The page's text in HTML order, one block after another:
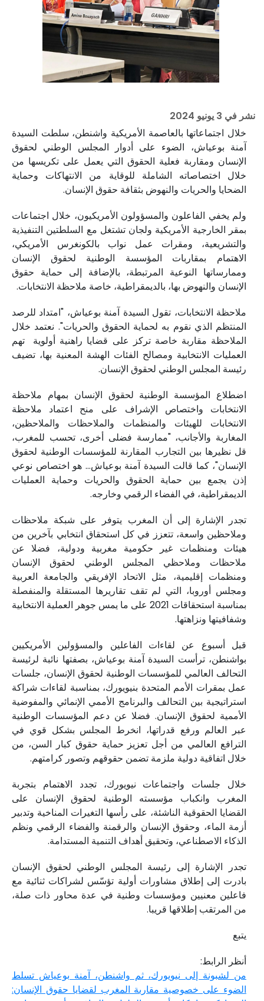
نشر في 3 يونيو 2024
خلال اجتماعاتها بالعاصمة الأمريكية واشنطن، سلطت السيدة
آمنة بوعياش، الضوء على أدوار المجلس الوطني لحقوق
الإنسان ومقاربة فعلية الحقوق التي يعمل على تكريسها من
خلال اختصاصاته الشاملة للوقاية من الانتهاكات وحماية
الضحايا والحريات والنهوض بثقافة حقوق الإنسان.
ولم يخفي الفاعلون والمسؤولون الأمريكيون، خلال اجتماعات
بمقر الخارجية الأمريكية ولجان تشتغل مع السلطتين التنفيذية
والتشريعية، ومقرات عمل نواب بالكونغرس الأمريكي،
الاهتمام بمقاربات المؤسسة الوطنية لحقوق الإنسان
وممارساتها النوعية المرتبطة، بالإضافة إلى حماية حقوق
الإنسان والنهوض بها، بالديمقراطية، خاصة ملاحظة الانتخابات.
ملاحظة الانتخابات، تقول السيدة آمنة بوعياش، "امتداد للرصد
المنتظم الذي نقوم به لحماية الحقوق والحريات". نعتمد خلال
الملاحظة مقاربة خاصة تركز على قضايا راهنية أولوية تهم
العمليات الانتخابية ومصالح الفئات الهشة المعنية بها، تضيف
رئيسة المجلس الوطني لحقوق الإنسان.
اضطلاع المؤسسة الوطنية لحقوق الإنسان بمهام ملاحظة
الانتخابات واختصاص الإشراف على منح اعتماد ملاحظة
الانتخابات للهيئات والمنظمات والملاحظات والملاحظين،
المغاربة والأجانب، "ممارسة فضلى أخرى، تحسب للمغرب،
قل نظيرها بين التجارب المقارنة للمؤسسات الوطنية لحقوق
الإنسان"، كما قالت السيدة آمنة بوعياش… هو اختصاص نوعي
إذن يجمع بين حماية الحقوق والحريات وحماية العمليات
الديمقراطية، في الفضاء الرقمي وخارجه.
تجدر الإشارة إلى أن المغرب يتوفر على شبكة ملاحظات
وملاحظين واسعة، تتعزز في كل استحقاق انتخابي بآخرين من
هيئات ومنظمات غير حكومية مغربية ودولية، فضلا عن
ملاحظات وملاحظي المجلس الوطني لحقوق الإنسان
ومنظمات إقليمية، مثل الاتحاد الإفريقي والجامعة العربية
ومجلس أوروبا، التي لم تقف تقاريرها المستقلة والمنفصلة
بمناسبة استحقاقات 2021 على ما يمس جوهر العملية الانتخابية
وشفافيتها ونزاهتها.
قبل أسبوع عن لقاءات الفاعلين والمسؤولين الأمريكيين
بواشنطن، ترأست السيدة آمنة بوعياش، بصفتها نائبة لرئيسة
التحالف العالمي للمؤسسات الوطنية لحقوق الإنسان، جلسات
عمل بمقرات الأمم المتحدة بنيويورك، بمناسبة لقاءات شراكة
استراتيجية بين التحالف والبرنامج الأممي الإنمائي والمفوضية
الأممية لحقوق الإنسان. فضلا عن دعم المؤسسات الوطنية
عبر العالم ورفع قدراتها، انخرط المجلس بشكل قوي في
الترافع العالمي من أجل تعزيز حماية حقوق كبار السن، من
خلال اتفاقية دولية ملزمة تضمن حقوقهم وتصور كرامتهم.
خلال جلسات واجتماعات نيويورك، تجدد الاهتمام بتجربة
المغرب وانكباب مؤسسته الوطنية لحقوق الإنسان على
القضايا الحقوقية الناشئة، على رأسها التغيرات المناخية وتدبير
أزمة الماء، وحقوق الإنسان والرقمنة والفضاء الرقمي ونظم
الذكاء الاصطناعي، وتحقيق أهداف التنمية المستدامة.
تجدر الإشارة إلى رئيسة المجلس الوطني لحقوق الإنسان
بادرت إلى إطلاق مشاورات أولية تؤسّس لشراكات ثنائية مع
فاعلين معنيين ومؤسسات وطنية في عدة محاور ذات صلة،
من المرتقب إطلاقها قريبا.
يتبع
أنظر الرابط:
من لشبونة إلى نيويورك، ثم واشنطن، آمنة بوعياش تسلط
الضوء على خصوصية مقاربة المغرب لقضايا حقوق الإنسان: